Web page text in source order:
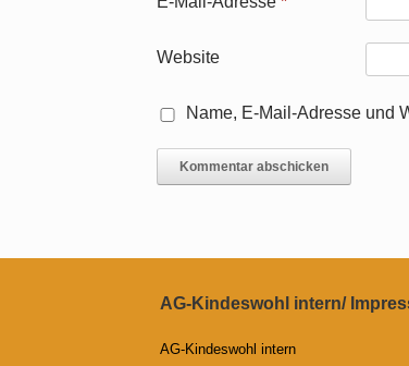
Website
Name, E-Mail-Adresse und
AG-Kindeswohl intern/
AG-Kindeswohl intern